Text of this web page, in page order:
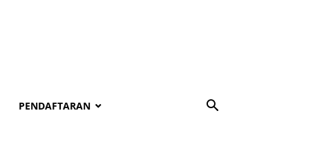
PENDAFTARAN